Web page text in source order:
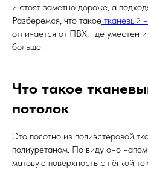
и стоят заметно дороже, а
Разберёмся, что такое тканевый
отличается от ПВХ, где уместен
больше.
Что такое
потолок
Это полотно из полиэстеровой
полиуретаном. По виду оно
матовую поверхность с лёгкой